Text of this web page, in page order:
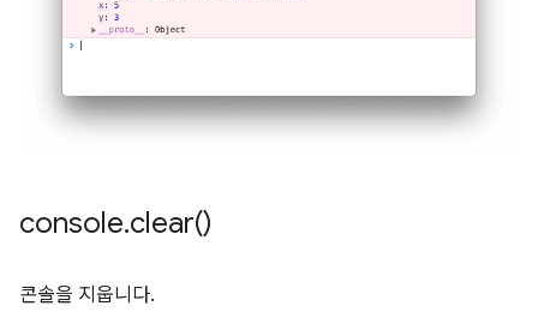
console.clear()
콘솔을 지웁니다.